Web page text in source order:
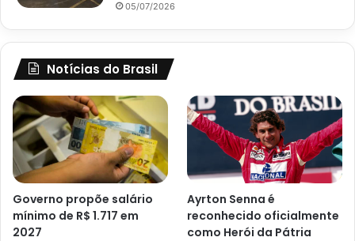
05/07/2026
Notícias do Brasil
Governo propõe salário
mínimo de R$ 1.717 em
2027
Ayrton Senna é
reconhecido oficialmente
como Herói da Pátria